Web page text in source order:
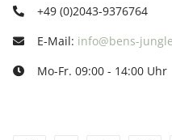
+49 (0)2043-9376764
E-Mail: info@bens-
Mo-Fr. 09:00 - 14:00 Uhr